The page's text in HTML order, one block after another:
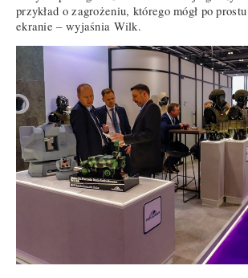
przykład o zagrożeniu, którego mógł po
ekranie – wyjaśnia Wilk.